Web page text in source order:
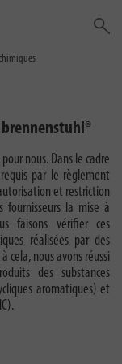
nous. Dans le cadre
par le règlement
et restriction
fournisseurs la mise à
faisons vérifier ces
réalisées par des
cela, nous avons réussi
des substances
aromatiques) et